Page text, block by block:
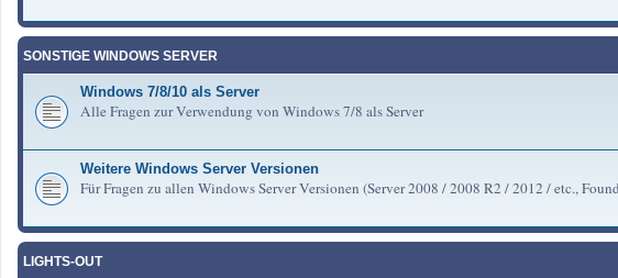
SONSTIGE WINDOWS SERVER
Windows 7/8/10 als Server
Alle Fragen zur Verwendung von Windows 7/8 als Server
Weitere Windows Server Versionen
Für Fragen zu allen Windows Server Versionen (Server 2008 / 2008 R2 / 2012 / etc.,
LIGHTS-OUT